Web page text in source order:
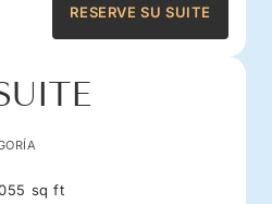
RESERVE SU SUITE
sq ft